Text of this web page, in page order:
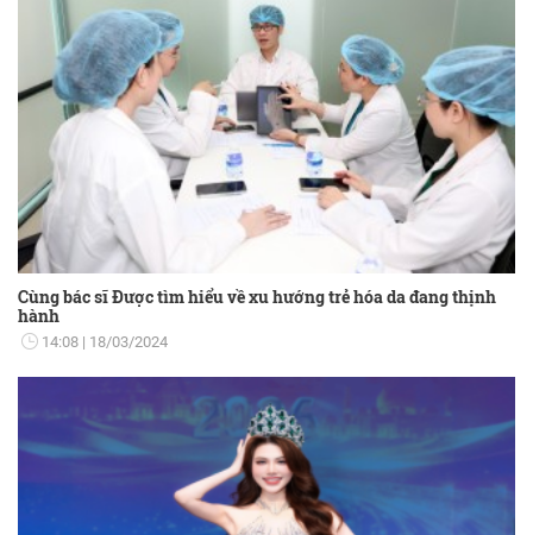
Cùng bác sĩ Được tìm hiểu về xu hướng trẻ hóa da đang thịnh
hành
14:08 18/03/2024